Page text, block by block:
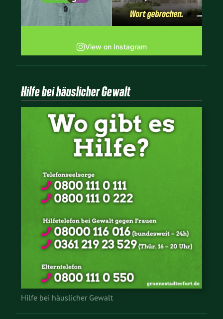
View on Instagram
Hilfe bei häuslicher Gewalt
Hilfe bei häuslicher Gewalt